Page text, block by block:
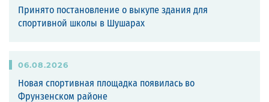
Принято постановление о выкупе здания для
спортивной школы в Шушарах
06.08.2026
Новая спортивная площадка появилась во
Фрунзенском районе